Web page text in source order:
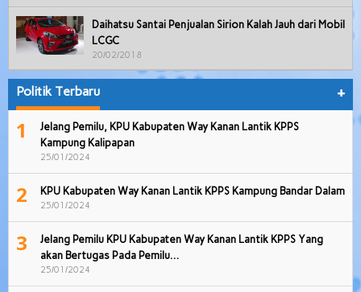
Daihatsu Santai Penjualan Sirion Kalah Jauh dari Mobil
LCGC
20/02/2018
Politik Terbaru +
1
Jelang Pemilu, KPU Kabupaten Way Kanan Lantik KPPS
Kampung Kalipapan
25/01/2024
2 KPU Kabupaten Way Kanan Lantik KPPS Kampung Bandar Dalam
25/01/2024
3
Jelang Pemilu KPU Kabupaten Way Kanan Lantik KPPS Yang
akan Bertugas Pada Pemilu…
25/01/2024